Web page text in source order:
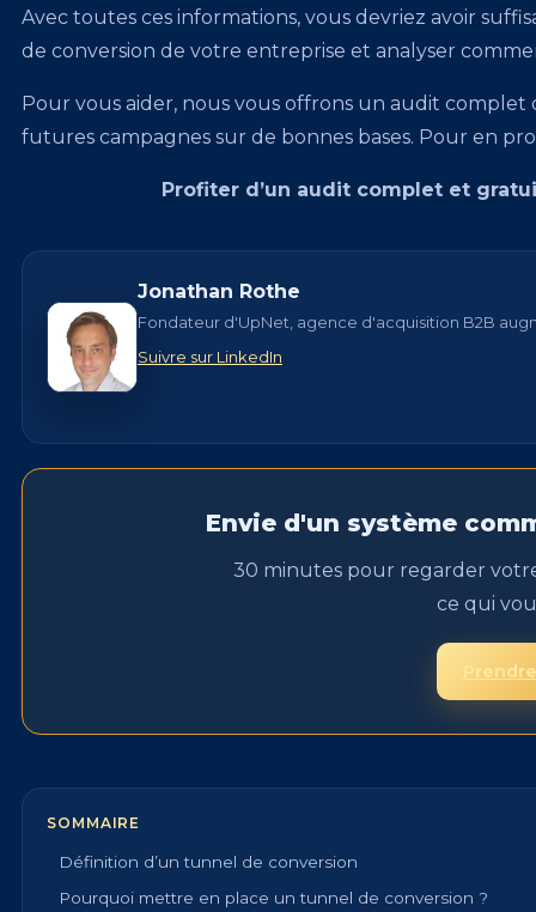
Avec toutes ces informations, vous devriez avoir
de conversion de votre entreprise et analyser
Pour vous aider, nous vous offrons un audit
futures campagnes sur de bonnes bases. Pour en
Profiter d’un audit complet et
Jonathan Rothe
Fondateur d'UpNet, agence d'acquisition B2B
Suivre sur LinkedIn
Envie d'un système
30 minutes pour regarder
ce qui
SOMMAIRE
Définition d’un tunnel de conversion
Pourquoi mettre en place un tunnel de conversion ?